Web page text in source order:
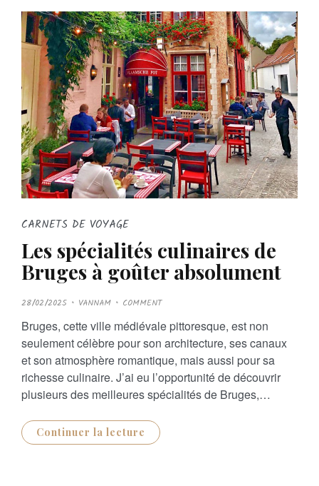
CARNETS DE VOYAGE
Les spécialités culinaires de
Bruges à goûter absolument
P
O
T
E
D
O
N
28/02/2025 VANNAM COMMENT
Bruges, cette ville médiévale pittoresque, est non
seulement célèbre pour son architecture, ses canaux
et son atmosphère romantique, mais aussi pour sa
richesse culinaire. J’ai eu l’opportunité de découvrir
plusieurs des meilleures spécialités de Bruges,…
Continuer la lecture